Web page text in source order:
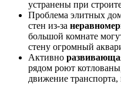
устранены при
Проблема элитных
стен из-за
большой комнате
стену огромный
Активно
рядом роют
движение